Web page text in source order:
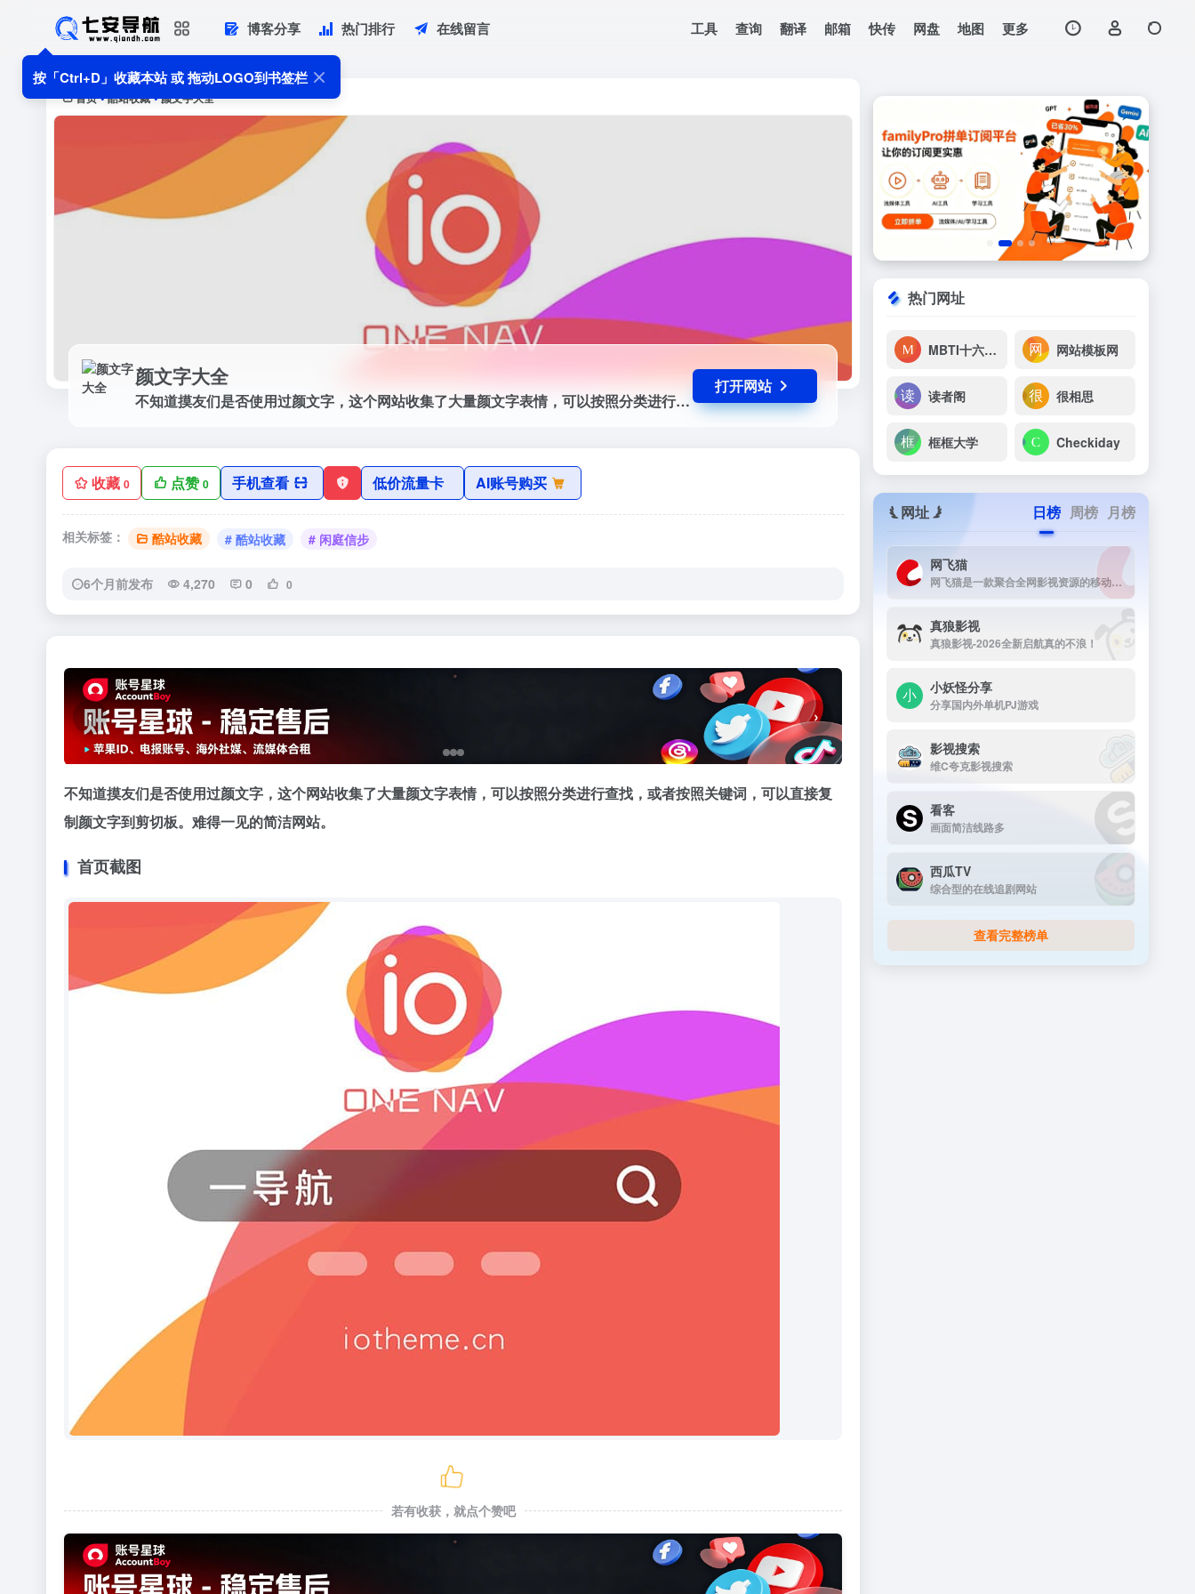
按「Ctrl+D」收藏本站 或 拖动LOGO到书签栏
博客分享 热门排行 在线留言 工具 查询 翻译 邮箱 快传 网盘 地图 更多
首页 • 酷站收藏 • 颜文字大全
颜文字大全
不知道摸友们是否使用过颜文字，这个网站收集了大量颜文字表情，可以按照分类进行查找，或者按照关键词，可以直接复制颜文字到剪切板。难得一见的简洁网站。
打开网站
收藏 0 点赞0 手机查看 低价流量卡 AI账号购买
相关标签： 酷站收藏 # 酷站收藏 # 闲庭信步
6个月前发布 4,270 0 0
颜文字大全
不知道摸友们是否使用过颜文字，这个网站收集了大量颜文字表情，可以按照分类进行查找，或者按照关键词，可以直接复制颜文字到剪
切板。难得一见的简洁网站。
‹ ›
不知道摸友们是否使用过颜文字，这个网站收集了大量颜文字表情，可以按照分类进行查找，或者按照关键词，可以直接复
制颜文字到剪切板。难得一见的简洁网站。
首页截图
若有收获，就点个赞吧
热门网址
MBTI十六型人格测试 网站模板网
读者阁 很相思
框框大学 Checkiday
网址 日榜 周榜 月榜
网飞猫
网飞猫是一款聚合全网影视资源的移动端播放应用，主打免费、高画...
真狼影视
真狼影视-2026全新启航真的不浪！
小妖怪分享
分享国内外单机PJ游戏
影视搜索
维C夸克影视搜索
看客
画面简洁线路多
西瓜TV
综合型的在线追剧网站
查看完整榜单